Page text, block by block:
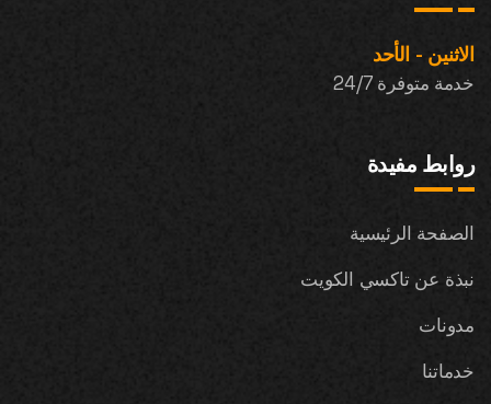
الاثنين - الأحد
خدمة متوفرة 24/7
روابط مفيدة
الصفحة الرئيسية
نبذة عن تاكسي الكويت
مدونات
خدماتنا